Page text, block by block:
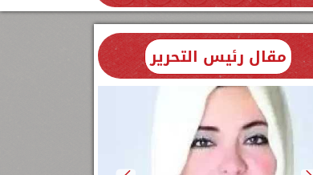
مقال رئيس التحرير